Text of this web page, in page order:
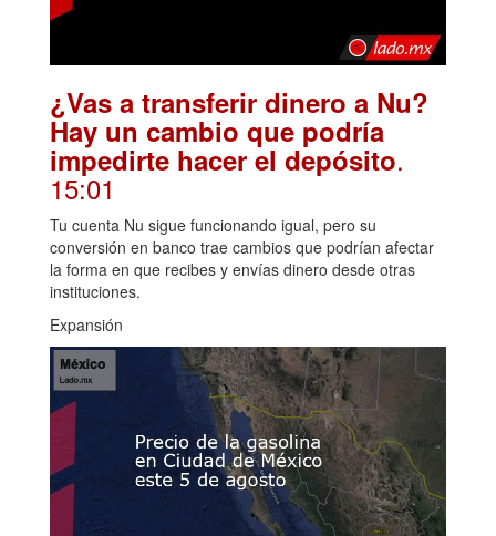
¿Vas a transferir dinero a Nu?
Hay un cambio que podría
impedirte hacer el depósito.
15:01
Tu cuenta Nu sigue funcionando igual, pero su
conversión en banco trae cambios que podrían afectar
la forma en que recibes y envías dinero desde otras
instituciones.
Expansión